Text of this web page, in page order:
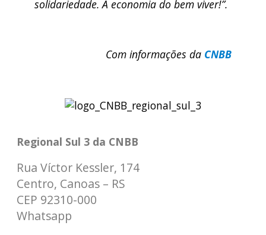
solidariedade. A economia do bem viver!”.
Com informações da CNBB
Regional Sul 3 da CNBB
Rua Víctor Kessler, 174
Centro, Canoas – RS
CEP 92310-000
Whatsapp